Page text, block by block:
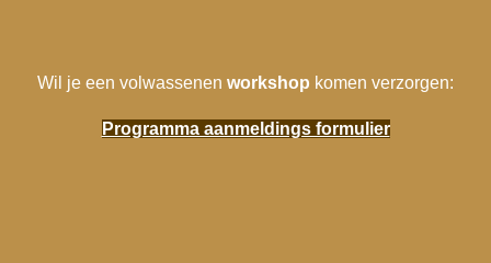
Wil je een volwassenen workshop komen verzorgen:
Programma aanmeldings formulier